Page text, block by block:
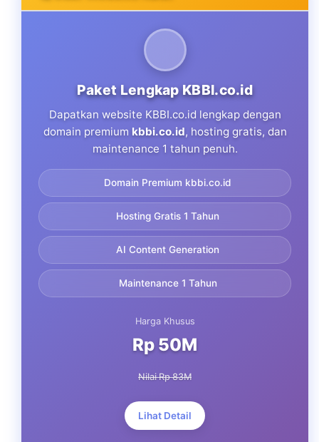
Paket Lengkap KBBI.co.id
Dapatkan website KBBI.co.id lengkap dengan
domain premium kbbi.co.id, hosting gratis, dan
maintenance 1 tahun penuh.
Domain Premium kbbi.co.id
Hosting Gratis 1 Tahun
AI Content Generation
Maintenance 1 Tahun
Harga Khusus
Rp 50M
Nilai Rp 83M
Lihat Detail